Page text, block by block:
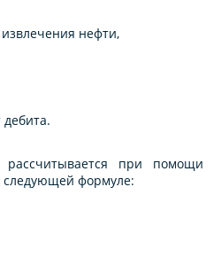
нефти,
рассчитывается при помощи
формуле: